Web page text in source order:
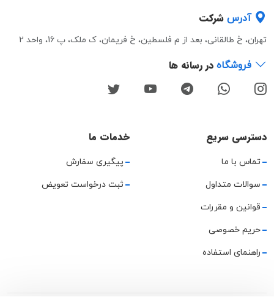
آدرس شرکت
تهران، خ طالقانی، بعد از م فلسطین، خ فریمان، ک ملک، پ 16، واحد 2
فروشگاه در رسانه ها
دسترسی سریع
تماس با ما
سوالات متداول
قوانین و مقررات
حریم خصوصی
راهنمای استفاده
خدمات ما
پیگیری سفارش
ثبت درخواست تعویض